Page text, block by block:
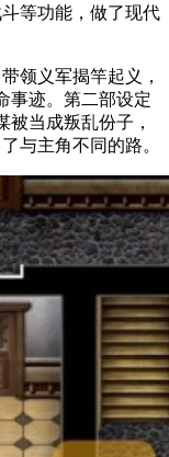
等功能，做了现代
领义军揭竿起义，
事迹。第二部设定
当成叛乱份子，
与主角不同的路。